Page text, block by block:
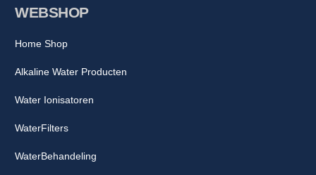
WEBSHOP
Home Shop
Alkaline Water Producten
Water Ionisatoren
WaterFilters
WaterBehandeling